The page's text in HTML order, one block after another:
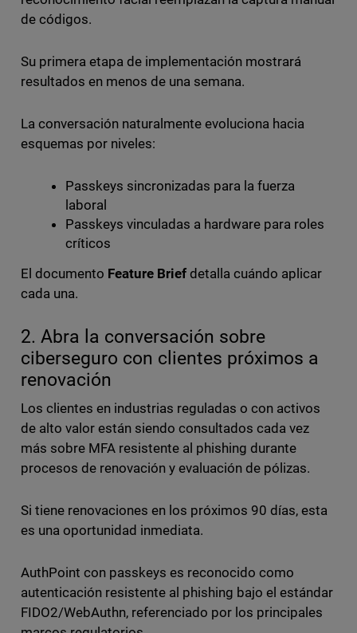
de códigos.
Su primera etapa de implementación mostrará
resultados en menos de una semana.
La conversación naturalmente evoluciona hacia
esquemas por niveles:
Passkeys sincronizadas para la fuerza
laboral
Passkeys vinculadas a hardware para roles
críticos
El documento Feature Briefdetalla cuándo aplicar
cada una.
2. Abra la conversación sobre
ciberseguro con clientes próximos a
renovación
Los clientes en industrias reguladas o con activos
de alto valor están siendo consultados cada vez
más sobre MFA resistente al phishing durante
procesos de renovación y evaluación de pólizas.
Si tiene renovaciones en los próximos 90 días, esta
es una oportunidad inmediata.
AuthPoint con passkeys es reconocido como
autenticación resistente al phishing bajo el estándar
FIDO2/WebAuthn, referenciado por los principales